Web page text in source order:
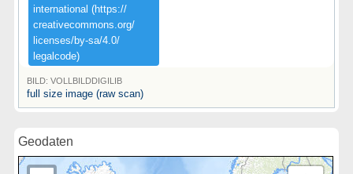
international ​(​https:​/​/​
creativecommons.​org/​
licenses/​by-​sa/​4.​0/​
legalcode)​
BILD: VOLLBILDDIGILIB
full size image (raw scan)
Geodaten